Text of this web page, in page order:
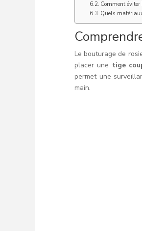
Comment
Quels
Le bouturage de
placer une tige
permet une
main.